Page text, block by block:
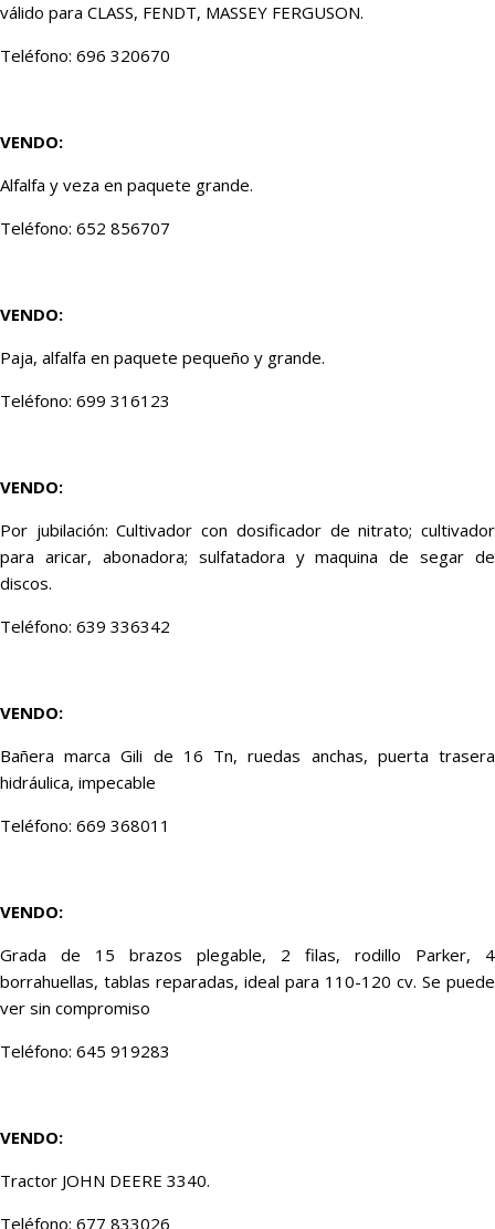
válido para CLASS, FENDT, MASSEY FERGUSON.
Teléfono: 696 320670
VENDO:
Alfalfa y veza en paquete grande.
Teléfono: 652 856707
VENDO:
Paja, alfalfa en paquete pequeño y grande.
Teléfono: 699 316123
VENDO:
Por jubilación: Cultivador con dosificador de nitrato; cultivador
para aricar, abonadora; sulfatadora y maquina de segar de
discos.
Teléfono: 639 336342
VENDO:
Bañera marca Gili de 16 Tn, ruedas anchas, puerta trasera
hidráulica, impecable
Teléfono: 669 368011
VENDO:
Grada de 15 brazos plegable, 2 filas, rodillo Parker, 4
borrahuellas, tablas reparadas, ideal para 110-120 cv. Se puede
ver sin compromiso
Teléfono: 645 919283
VENDO:
Tractor JOHN DEERE 3340.
Teléfono: 677 833026